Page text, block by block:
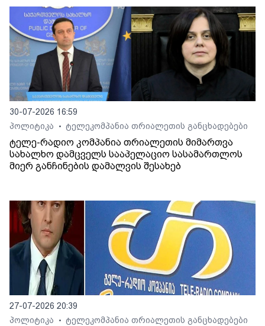
30-07-2026 16:59
პოლიტიკა
• ტელეკომპანია თრიალეთის განცხადებები
ტელე-რადიო კომპანია თრიალეთის მიმართვა
სახალხო დამცველს სააპელაციო სასამართლოს
მიერ განჩინების დამალვის შესახებ
27-07-2026 20:39
პოლიტიკა
• ტელეკომპანია თრიალეთის განცხადებები